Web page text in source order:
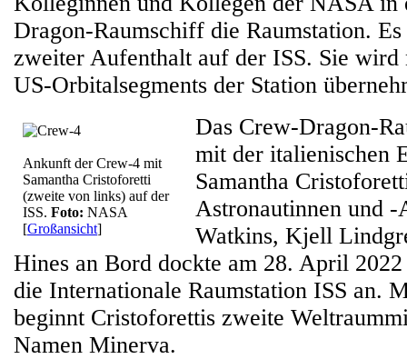
Dragon-Raumschiff die Raumstation.
zweiter Aufenthalt auf der ISS. Sie wird
US-Orbitalsegments der Station
Ankunft der Crew-4 mit
Samantha Cristoforetti
(zweite von links) auf der
ISS. Foto: NASA
[Großansicht]
Das Crew-Dragon-
mit der italienischen
Samantha
Astronautinnen und -
Watkins, Kjell
Hines an Bord dockte am 28. April
die Internationale Raumstation ISS an.
beginnt Cristoforettis zweite
Namen Minerva.